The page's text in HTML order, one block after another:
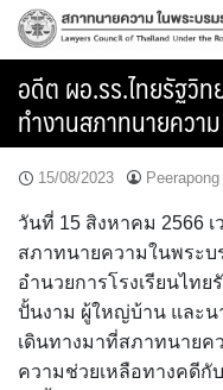
Skip
content
อดีต ผอ.รร.ไทยรัฐวิ
ทำงานสภาทนายความ
15/08/2023 Peerapong
วันที่ 15 สิงหาคม 2566
สภาทนายความในพระ
อำนวยการโรงเรียนไทย
ปั้นงาม ผู้ใหญ่บ้าน และน
เดินทางมาที่สภาทนายค
ความช่วยเหลือทางคดี